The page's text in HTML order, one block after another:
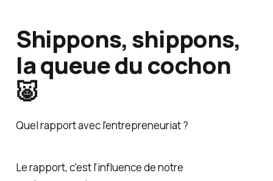
Shippons, shippons,
la queue du cochon
🐷
Quel rapport avec l'entrepreneuriat ?
Le rapport, c'estl'influence de notre